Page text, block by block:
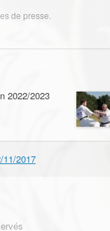
de presse
2022/2023
11/2017